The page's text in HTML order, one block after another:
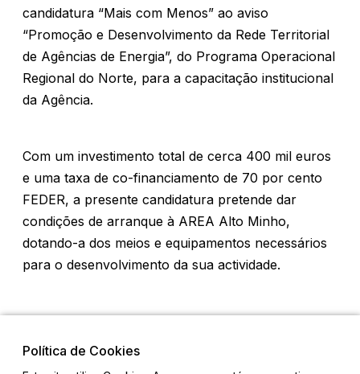
candidatura “Mais com Menos” ao aviso
“Promoção e Desenvolvimento da Rede Territorial
de Agências de Energia”, do Programa Operacional
Regional do Norte, para a capacitação institucional
da Agência.
Com um investimento total de cerca 400 mil euros
e uma taxa de co-financiamento de 70 por cento
FEDER, a presente candidatura pretende dar
condições de arranque à AREA Alto Minho,
dotando-a dos meios e equipamentos necessários
para o desenvolvimento da sua actividade.
Política de Cookies